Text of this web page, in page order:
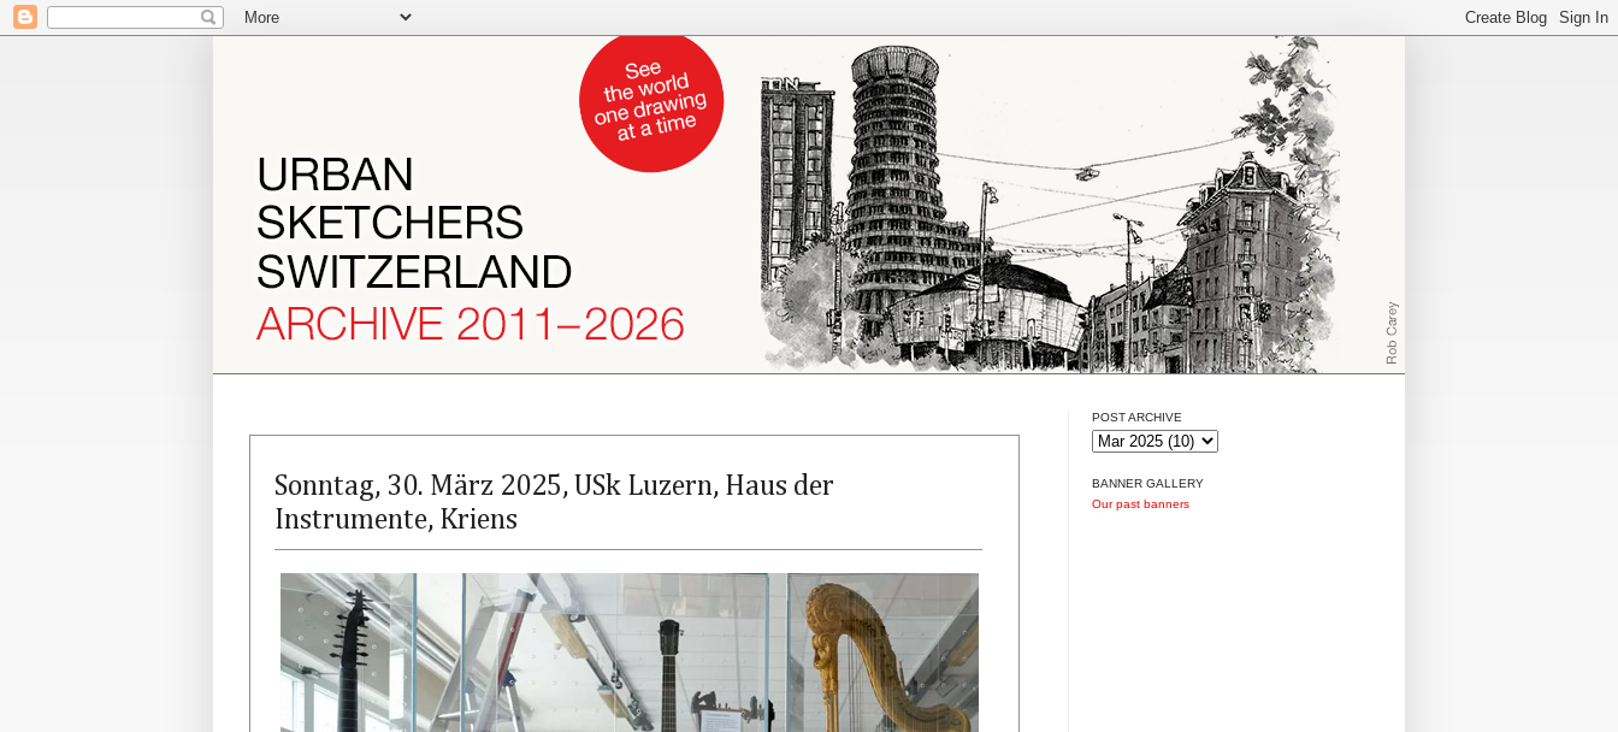
Sonntag, 30. März 2025, USk Luzern, Haus der
Instrumente, Kriens
POST ARCHIVE
BANNER GALLERY
Our past banners